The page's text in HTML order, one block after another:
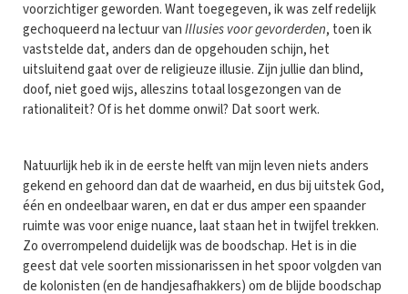
voorzichtiger geworden. Want toegegeven, ik was zelf redelijk
gechoqueerd na lectuur vanIllusies voor gevorderden, toen ik
vaststelde dat, anders dan de opgehouden schijn, het
uitsluitend gaat over de religieuze illusie. Zijn jullie dan blind,
doof, niet goed wijs, alleszins totaal losgezongen van de
rationaliteit? Of is het domme onwil? Dat soort werk.
Natuurlijk heb ik in de eerste helft van mijn leven niets anders
gekend en gehoord dan dat de waarheid, en dus bij uitstek God,
één en ondeelbaar waren, en dat er dus amper een spaander
ruimte was voor enige nuance, laat staan het in twijfel trekken.
Zo overrompelend duidelijk was de boodschap. Het is in die
geest dat vele soorten missionarissen in het spoor volgden van
de kolonisten (en de handjesafhakkers) om de blijde boodschap